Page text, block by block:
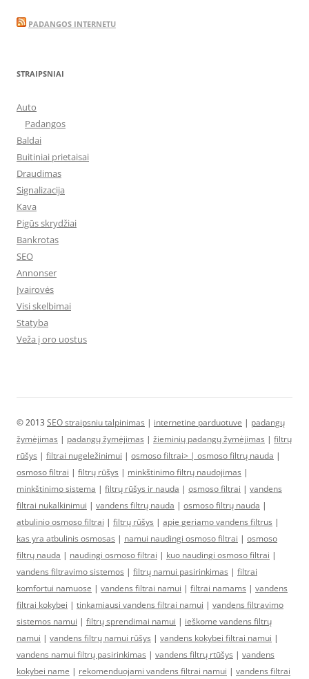
PADANGOS INTERNETU
STRAIPSNIAI
Auto
Padangos
Baldai
Buitiniai prietaisai
Draudimas
Signalizacija
Kava
Pigūs skrydžiai
Bankrotas
SEO
Annonser
Įvairovės
Visi skelbimai
Statyba
Veža į oro uostus
© 2013 SEO straipsniu talpinimas | internetine parduotuve | padangų
žymėjimas | padangų žymėjimas | žieminių padangų žymėjimas | filtrų
rūšys | filtrai nugeležinimui | osmoso filtrai> | osmoso filtrų nauda |
osmoso filtrai | filtrų rūšys | minkštinimo filtrų naudojimas |
minkštinimo sistema | filtrų rūšys ir nauda | osmoso filtrai | vandens
filtrai nukalkinimui | vandens filtrų nauda | osmoso filtrų nauda |
atbulinio osmoso filtrai | filtrų rūšys | apie geriamo vandens filtrus |
kas yra atbulinis osmosas | namui naudingi osmoso filtrai | osmoso
filtrų nauda | naudingi osmoso filtrai | kuo naudingi osmoso filtrai |
vandens filtravimo sistemos | filtrų namui pasirinkimas | filtrai
komfortui namuose | vandens filtrai namui | filtrai namams | vandens
filtrai kokybei | tinkamiausi vandens filtrai namui | vandens filtravimo
sistemos namui | filtrų sprendimai namui | ieškome vandens filtrų
namui | vandens filtrų namui rūšys | vandens kokybei filtrai namui |
vandens namui filtrų pasirinkimas | vandens filtrų rtūšys | vandens
kokybei name | rekomenduojami vandens filtrai namui | vandens filtrai